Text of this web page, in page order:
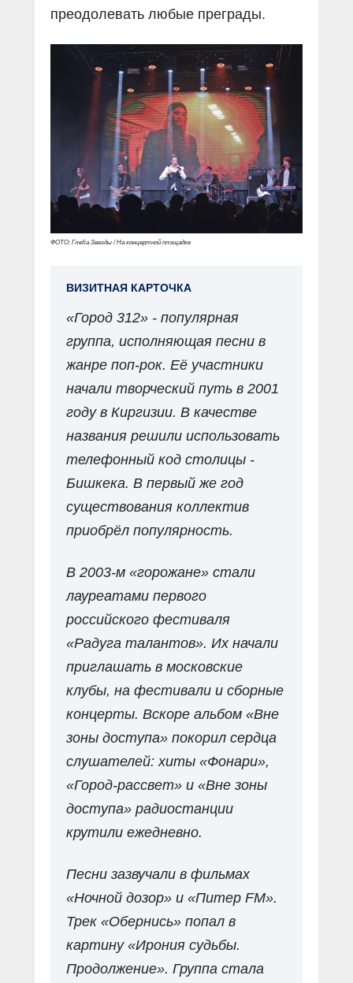
преодолевать любые преграды.
ФОТО: Глеба Звезды / На концертной площадке
ВИЗИТНАЯ КАРТОЧКА
«Город 312» - популярная
группа, исполняющая песни в
жанре поп-рок. Её участники
начали творческий путь в 2001
году в Киргизии. В качестве
названия решили использовать
телефонный код столицы -
Бишкека. В первый же год
существования коллектив
приобрёл популярность.
В 2003-м «горожане» стали
лауреатами первого
российского фестиваля
«Радуга талантов». Их начали
приглашать в московские
клубы, на фестивали и сборные
концерты. Вскоре альбом «Вне
зоны доступа» покорил сердца
слушателей: хиты «Фонари»,
«Город-рассвет» и «Вне зоны
доступа» радиостанции
крутили ежедневно.
Песни зазвучали в фильмах
«Ночной дозор» и «Питер FM».
Трек «Обернись» попал в
картину «Ирония судьбы.
Продолжение». Группа стала